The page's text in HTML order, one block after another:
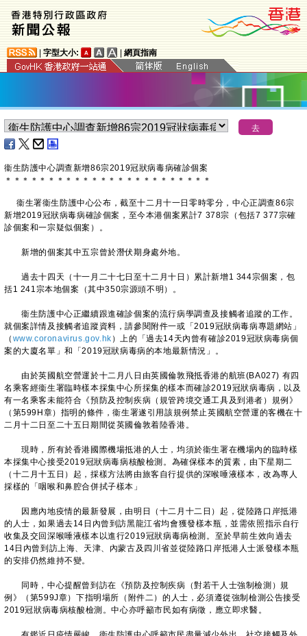
字型大小: 網頁指南
衞生防護中心調查新增86宗2019冠狀病毒病確診個案
＊ ＊ ＊ ＊ ＊ ＊ ＊ ＊ ＊ ＊ ＊ ＊ ＊ ＊ ＊ ＊ ＊ ＊ ＊ ＊ ＊ ＊ ＊ ＊
衞生署衞生防護中心公布，截至十二月十一日零時零分，中心正調查86宗
新增2019冠狀病毒病確診個案，至今本港個案累計7 378宗（包括7 377宗確
診個案和一宗疑似個案）。
新增的個案其中五宗曾於潛伏期身處外地。
過去十四天（十一月二十七日至十二月十日）累計新增1 344宗個案，包
括1 241宗本地個案（其中350宗源頭不明）。
衞生防護中心正繼續跟進確診個案的流行病學調查及接觸者追蹤的工作。
就個案詳情及接觸者追蹤資料，請參閱附件一或「2019冠狀病毒病專題網站」
（ www.coronavirus.gov.hk ）上的「過去14天內曾有確診2019冠狀病毒病個
案的大廈名單」和「2019冠狀病毒病的本地最新情況」。
由於英國航空營運於十二月八日由英國倫敦飛抵香港的航班(BA027) 有四
名乘客經衞生署臨時樣本採集中心所採集的樣本而確診2019冠狀病毒病，以及
有一名乘客未能符合《預防及控制疾病（規管跨境交通工具及到港者）規例》
（第599H章）指明的條件，衞生署遂引用該規例禁止英國航空營運的客機在十
二月十二日至二十五日期間從英國倫敦着陸香港。
現時，所有於香港國際機場抵港的人士，均須於衞生署在機場內的臨時樣
本採集中心接受2019冠狀病毒病核酸檢測。為確保樣本的質素，由下星期二
（十二月十五日）起，採樣方法將由旅客自行提供的深喉唾液樣本，改為專人
採樣的「咽喉和鼻腔合併拭子樣本」
因應內地疫情的最新發展，由明日（十二月十二日）起，從陸路口岸抵港
的人士，如果過去14日內曾到訪黑龍江省均會獲發樣本瓶，並需依照指示自行
收集及交回深喉唾液樣本以進行2019冠狀病毒病檢測。至於早前生效向過去
14日內曾到訪上海、天津、內蒙古及四川省並從陸路口岸抵港人士派發樣本瓶
的安排仍然維持不變。
同時，中心提醒曾到訪在《預防及控制疾病（對若干人士強制檢測）規
例》（第599J章）下指明場所（附件二）的人士，必須遵從強制檢測公告接受
2019冠狀病毒病核酸檢測。中心亦呼籲市民如有病徵，應立即求醫。